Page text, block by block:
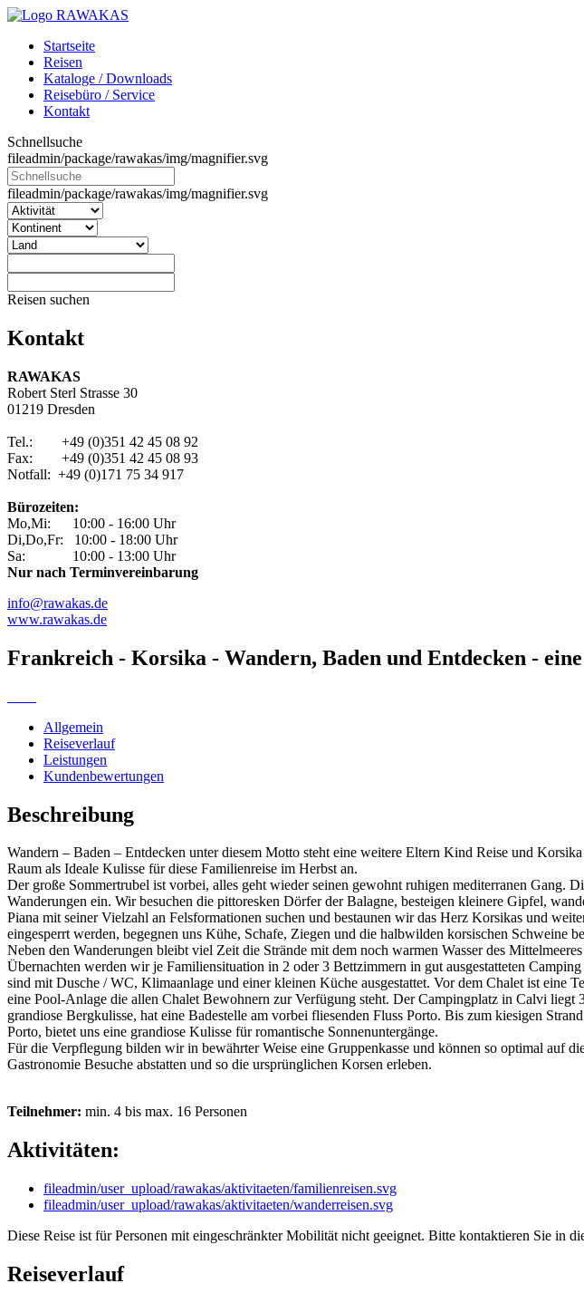
Startseite
Reisen
Kataloge / Downloads
Reisebüro / Service
Kontakt
Schnellsuche
fileadmin/package/rawakas/img/magnifier.svg
fileadmin/package/rawakas/img/magnifier.svg
Reisen suchen
Kontakt
RAWAKAS
Robert Sterl Strasse 30
01219 Dresden
Tel.: +49 (0)351 42 45 08 92
Fax: +49 (0)351 42 45 08 93
Notfall: +49 (0)171 75 34 917
Bürozeiten:
Mo,Mi: 10:00 - 16:00 Uhr
Di,Do,Fr: 10:00 - 18:00 Uhr
Sa: 10:00 - 13:00 Uhr
Nur nach Terminvereinbarung
info@rawakas.de
www.rawakas.de
Frankreich - Korsika - Wandern, Baden und Entdecken -
Allgemein
Reiseverlauf
Leistungen
Kundenbewertungen
Beschreibung
Wandern – Baden – Entdecken unter diesem Motto steht eine weitere Eltern Kind Reise und
Raum als Ideale Kulisse für diese Familienreise im Herbst an.
Der große Sommertrubel ist vorbei, alles geht wieder seinen gewohnt ruhigen mediterranen Gang.
Wanderungen ein. Wir besuchen die pittoresken Dörfer der Balagne, besteigen kleinere Gipfel,
Piana mit seiner Vielzahl an Felsformationen suchen und bestaunen wir das Herz Korsikas und
eingesperrt werden, begegnen uns Kühe, Schafe, Ziegen und die halbwilden korsischen Schweine
Neben den Wanderungen bleibt viel Zeit die Strände mit dem noch warmen Wasser des
Übernachten werden wir je Familiensituation in 2 oder 3 Bettzimmern in gut ausgestatteten
sind mit Dusche / WC, Klimaanlage und einer kleinen Küche ausgestattet. Vor dem Chalet ist eine
eine Pool-Anlage die allen Chalet Bewohnern zur Verfügung steht. Der Campingplatz in Calvi
grandiose Bergkulisse, hat eine Badestelle am vorbei fliesenden Fluss Porto. Bis zum kiesigen
Porto, bietet uns eine grandiose Kulisse für romantische Sonnenuntergänge.
Für die Verpflegung bilden wir in bewährter Weise eine Gruppenkasse und können so optimal auf
Gastronomie Besuche abstatten und so die ursprünglichen Korsen erleben.
Teilnehmer: min. 4 bis max. 16 Personen
Aktivitäten:
fileadmin/user_upload/rawakas/aktivitaeten/familienreisen.svg
fileadmin/user_upload/rawakas/aktivitaeten/wanderreisen.svg
Diese Reise ist für Personen mit eingeschränkter Mobilität nicht geeignet. Bitte kontaktieren Sie in
Reiseverlauf